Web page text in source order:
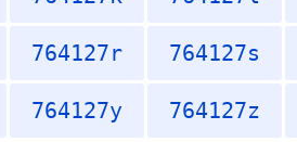
764127r 764127s
764127y 764127z